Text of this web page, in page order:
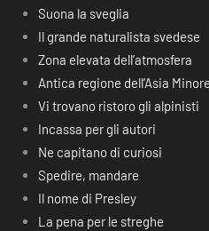
Suona la sveglia
Il grande naturalista svedese
Zona elevata dell’atmosfera
Antica regione dell’Asia Minore
Vi trovano ristoro gli alpinisti
Incassa per gli autori
Ne capitano di curiosi
Spedire, mandare
Il nome di Presley
La pena per le streghe